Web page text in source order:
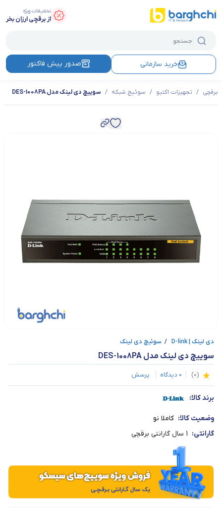
تخفیفات ویژه
از برقچی ارزان بخر
خرید سازمانی صدور پیش فاکتور
برقچی / تجهیزات اکتیو / سوئیچ شبکه / سوییچ دی لینک مدل DES-1008PA
دی لینک | D-link / سوئیچ دی لینک
سوییچ دی لینک مدل DES-1008PA
(
0
)
0 دیدگاه پرسش
برند کالا:
وضعیت کالا: کاملا نو
گارانتی: 1 سال گارانتی برقچی